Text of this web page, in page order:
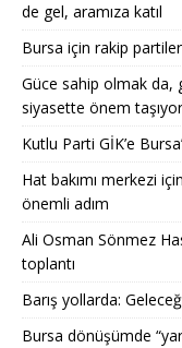
de gel, aramıza katıl
Bursa için rakip
Güce sahip olmak da,
siyasette önem taşıyor
Kutlu Parti GİK’e
Hat bakımı merkezi
önemli adım
Ali Osman Sönmez
toplantı
Barış yollarda:
Bursa dönüşümde